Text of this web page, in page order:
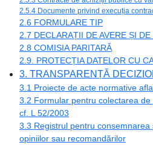
2.5.4 Documente privind execuția
2.6 FORMULARE TIP
2.7 DECLARAȚII DE AVERE ȘI
2.8 COMISIA PARITARĂ
2.9. PROTECȚIA DATELOR CU
3. TRANSPARENȚĂ
3.1 Proiecte de acte normative
3.2 Formular pentru colectarea
cf. L 52/2003
3.3 Registrul pentru consemnarea
opiniilor sau recomandărilor